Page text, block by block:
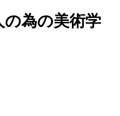
為の美術学